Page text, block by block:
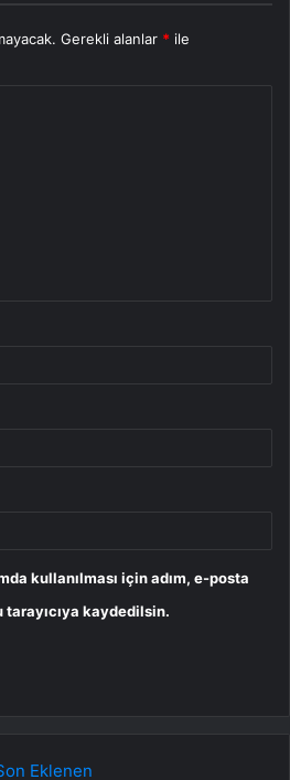
Gerekli alanlar * ile
kullanılması için adım, e-posta
kaydedilsin.
Eklenen